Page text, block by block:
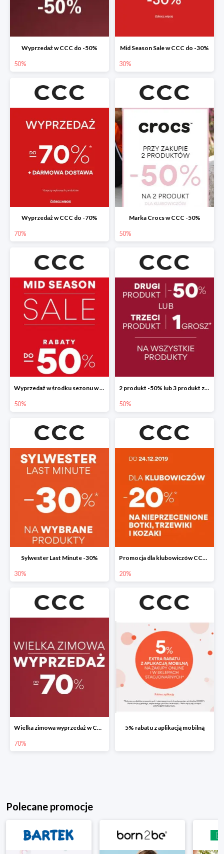
Wyprzedaż w CCC do -50%
50%
Mid Season Sale w CCC do -30%
30%
Wyprzedaż w CCC do -70%
70%
Marka Crocs w CCC -50%
50%
Wyprzedaż w środku sezonu w CCC do -50%
50%
2 produkt -50% lub 3 produkt za 1 grosz
50%
Sylwester Last Minute -30%
30%
Promocja dla klubowiczów CCC do -20%
20%
Wielka zimowa wyprzedaż w CCC do -70%
70%
5% rabatu z aplikacją mobilną
Polecane promocje